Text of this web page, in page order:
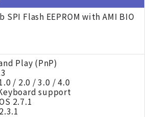
SPI Flash EEPROM with AMI BIO
Play (PnP)
/ 2.0 / 3.0 / 4.0
support
2.7.1